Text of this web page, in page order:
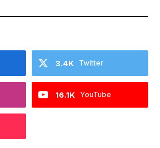
Twitter
3.4K
YouTube
16.1K